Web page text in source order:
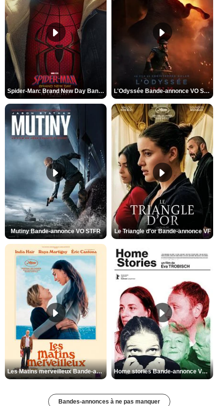
Spider-Man: Brand New Day Bande-annonce VO STFR L'Odyssée Bande-annonce VO STFR
Mutiny Bande-annonce VO STFR Le Triangle d'or Bande-annonce VF
Les Matins merveilleux Bande-annonce VF Home stories Bande-annonce VO STFR
Bandes-annonces à ne pas manquer